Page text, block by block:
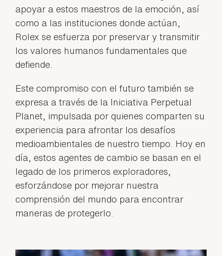
apoyar a estos maestros de la emoción, así
como a las instituciones donde actúan,
Rolex se esfuerza por preservar y transmitir
los valores humanos fundamentales que
defiende.
Este compromiso con el futuro también se
expresa a través de la Iniciativa Perpetual
Planet, impulsada por quienes comparten su
experiencia para afrontar los desafíos
medioambientales de nuestro tiempo. Hoy en
día, estos agentes de cambio se basan en el
legado de los primeros exploradores,
esforzándose por mejorar nuestra
comprensión del mundo para encontrar
maneras de protegerlo.